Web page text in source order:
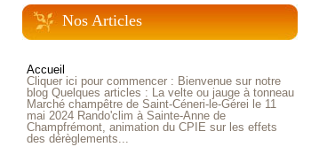
Nos Articles
Accueil
Cliquer ici pour commencer : Bienvenue sur notre
blog Quelques articles : La velte ou jauge à tonneau
Marché champêtre de Saint-Céneri-le-Gérei le 11
mai 2024 Rando'clim à Sainte-Anne de
Champfrémont, animation du CPIE sur les effets
des dérèglements...